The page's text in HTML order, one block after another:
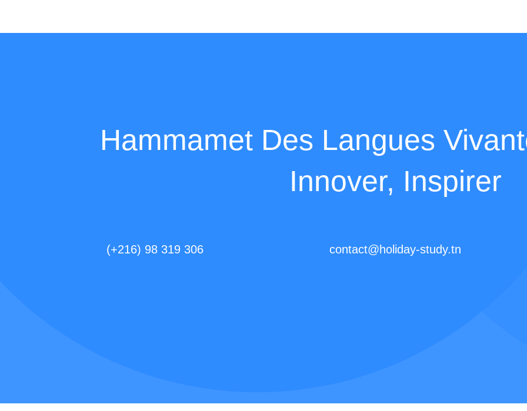
Hammamet Des Langues
Innover, Inspirer
(+216) 98 319 306 contact@holiday-study.tn